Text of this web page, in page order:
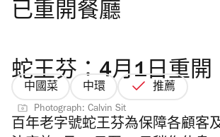
已重開餐廳
蛇王芬：4月1日重開
中國菜 中環 推薦
Photograph: Calvin Sit
百年老字號蛇王芬為保障各顧客